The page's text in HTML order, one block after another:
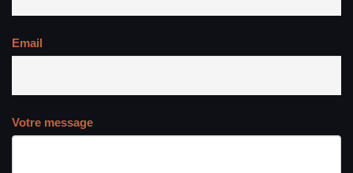
Email
Votre message